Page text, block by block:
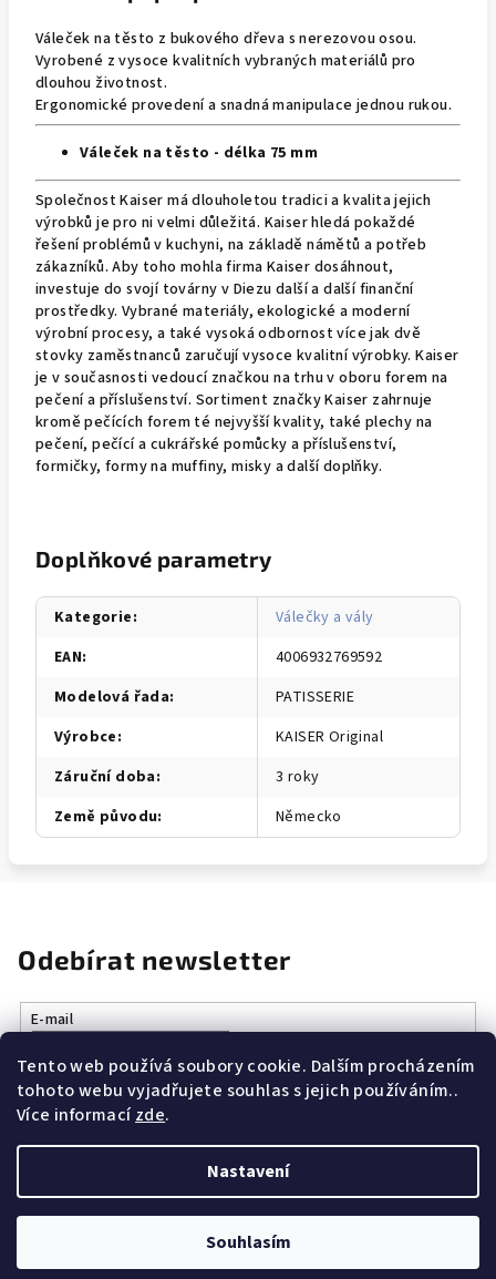
Tento web používá soubory cookie. Dalším procházením
tohoto webu vyjadřujete souhlas s jejich používáním..
Více informacízde.
Nastavení
Souhlasím
Váleček na těsto z bukového dřeva s nerezovou osou.
Vyrobené z vysoce kvalitních vybraných materiálů pro
dlouhou životnost.
Ergonomické provedení a snadná manipulace jednou rukou.
Váleček na těsto - délka 75 mm
Společnost Kaiser má dlouholetou tradici a kvalita jejich
výrobků je pro ni velmi důležitá. Kaiser hledá pokaždé
řešení problémů v kuchyni, na základě námětů a potřeb
zákazníků. Aby toho mohla firma Kaiser dosáhnout,
investuje do svojí továrny v Diezu další a další finanční
prostředky. Vybrané materiály, ekologické a moderní
výrobní procesy, a také vysoká odbornost více jak dvě
stovky zaměstnanců zaručují vysoce kvalitní výrobky. Kaiser
je v současnosti vedoucí značkou na trhu v oboru forem na
pečení a příslušenství. Sortiment značky Kaiser zahrnuje
kromě pečících forem té nejvyšší kvality, také plechy na
pečení, pečící a cukrářské pomůcky a příslušenství,
formičky, formy na muffiny, misky a další doplňky.
Doplňkové parametry
Kategorie:
Válečky a vály
EAN:
4006932769592
Modelová řada:
PATISSERIE
Výrobce:
KAISER Original
Záruční doba:
3 roky
Země původu: Německo
Odebírat newsletter
E-mail
Vložením e-mailu souhlasíte spodmínkami ochrany osobních
údajů
Vytvořil Shoptet